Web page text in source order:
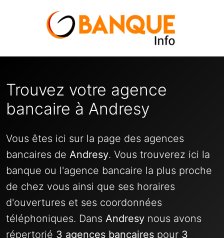
Trouvez votre agence
bancaire à Andresy
Vous êtes ici sur la page des agences
bancaires de Andresy. Vous trouverez ici la
banque ou l'agence bancaire la plus proche
de chez vous ainsi que ses horaires
d'ouvertures et ses coordonnées
téléphoniques. Dans Andresy nous avons
répertorié 3 agences bancaires pour 3